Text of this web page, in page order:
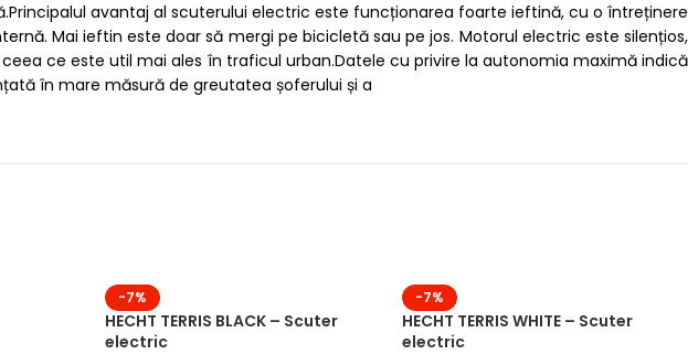
avantaj al scuterului electric este funcționarea foarte ieftină, cu o întreținere
Mai ieftin este doar să mergi pe bicicletă sau pe jos. Motorul electric este silențios,
ce este util mai ales în traficul urban.Datele cu privire la autonomia maximă indică
în mare măsură de greutatea șoferului și a
-7%
HECHT TERRIS BLACK – Scuter
electric
-7%
HECHT TERRIS WHITE – Scuter
electric